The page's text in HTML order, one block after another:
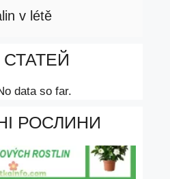
v létě
data so far.
РОСЛИНИ